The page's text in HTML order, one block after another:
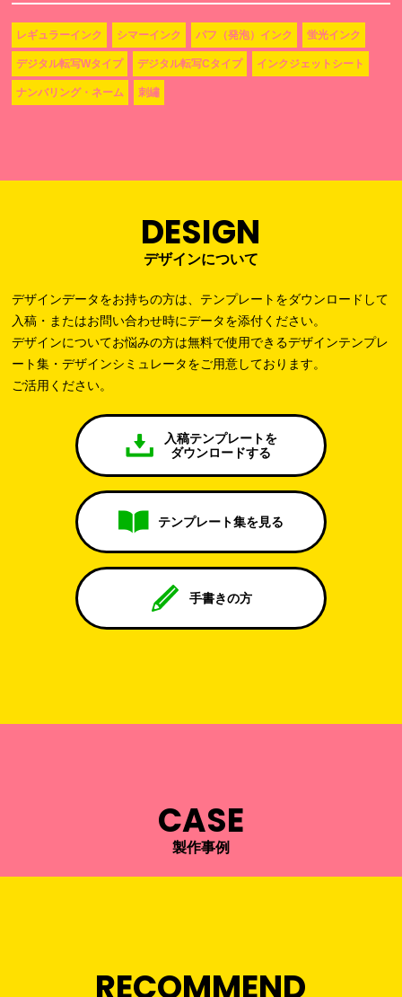
レギュラーインク シマーインク パフ（発泡）インク 蛍光インク
デジタル転写Wタイプ デジタル転写Cタイプ インクジェットシート
ナンバリング・ネーム 刺繡
DESIGN
デザインについて
デザインデータをお持ちの方は、テンプレートをダウンロードして
入稿・またはお問い合わせ時にデータを添付ください。
デザインについてお悩みの方は無料で使用できるデザインテンプレ
ート集・デザインシミュレータをご用意しております。
ご活用ください。
入稿テンプレートを
ダウンロードする
テンプレート集を見る
手書きの方
CASE
製作事例
RECOMMEND